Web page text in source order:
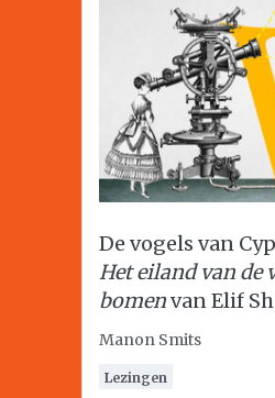
De vogels van
Het eiland van de
bomenvan Elif
Manon Smits
Lezingen